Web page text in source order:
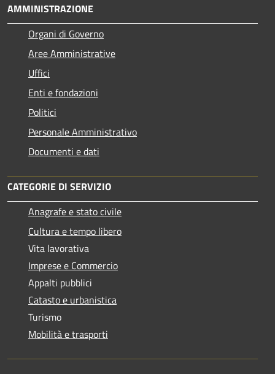
AMMINISTRAZIONE
Organi di Governo
Aree Amministrative
Uffici
Enti e fondazioni
Politici
Personale Amministrativo
Documenti e dati
CATEGORIE DI SERVIZIO
Anagrafe e stato civile
Cultura e tempo libero
Vita lavorativa
Imprese e Commercio
Appalti pubblici
Catasto e urbanistica
Turismo
Mobilità e trasporti